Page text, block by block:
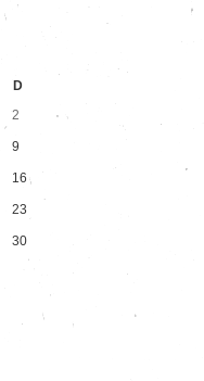
D
2
9
16
23
30